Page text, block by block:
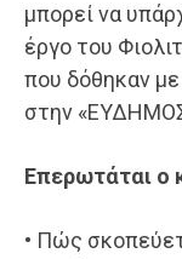
μπορεί να
έργο του
που δόθηκαν με
στην
Επερωτάται ο
• Πώς